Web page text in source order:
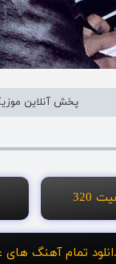
پخش آنلاین
320
تمام آهنگ